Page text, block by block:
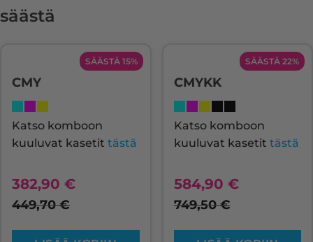
säästä
SÄÄSTÄ 15%
CMY
Katso komboon
kuuluvat kasetit tästä
382,90 €
449,70€
SÄÄSTÄ 22%
CMYKK
Katso komboon
kuuluvat kasetit tästä
584,90 €
749,50€